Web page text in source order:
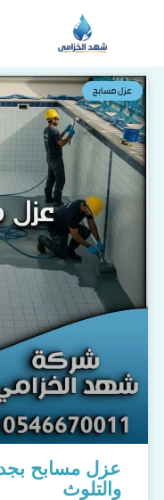
عزل مسابح
عزل مسابح
والتلوث